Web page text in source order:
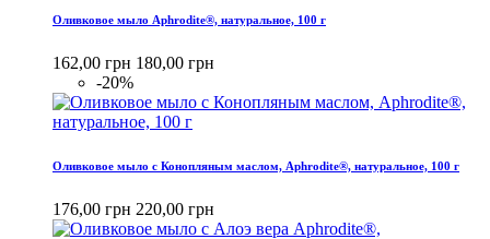
Оливковое мыло Aphrodite®, натуральное, 100 г
162,00 грн 180,00 грн
-20%
Оливковое мыло с Конопляным маслом, Aphrodite®, натуральное, 100 г
176,00 грн 220,00 грн